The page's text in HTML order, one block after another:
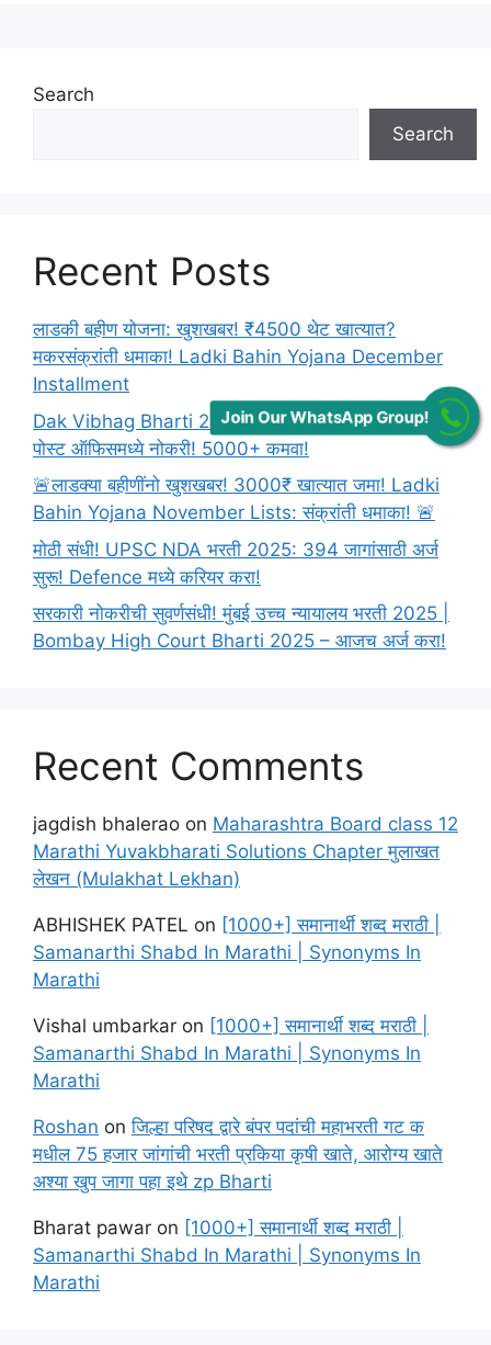
Search
Search
Recent Posts
लाडकी बहीण योजना: खुशखबर! ₹4500 थेट खात्यात?
मकरसंक्रांती धमाका! Ladki Bahin Yojana December
Installment
Dak Vibhag Bharti 2026: 10वी पास? थेट मुलाखतीने
पोस्ट ऑफिसमध्ये नोकरी! 5000+ कमवा!
🚨लाडक्या बहीणींनो खुशखबर! 3000₹ खात्यात जमा! Ladki
Bahin Yojana November Lists: संक्रांती धमाका! 🚨
मोठी संधी! UPSC NDA भरती 2025: 394 जागांसाठी अर्ज
सुरू! Defence मध्ये करियर करा!
सरकारी नोकरीची सुवर्णसंधी! मुंबई उच्च न्यायालय भरती 2025 |
Bombay High Court Bharti 2025 – आजच अर्ज करा!
Recent Comments
jagdish bhalerao on Maharashtra Board class 12
Marathi Yuvakbharati Solutions Chapter मुलाखत
लेखन (Mulakhat Lekhan)
ABHISHEK PATEL on [1000+] समानार्थी शब्द मराठी |
Samanarthi Shabd In Marathi | Synonyms In
Marathi
Vishal umbarkar on [1000+] समानार्थी शब्द मराठी |
Samanarthi Shabd In Marathi | Synonyms In
Marathi
Roshan onजिल्हा परिषद द्वारे बंपर पदांची महाभरती गट क
मधील 75 हजार जांगांची भरती प्रकिया कृषी खाते, आरोग्य खाते
अश्या खुप जागा पहा इथे zp Bharti
Bharat pawar on [1000+] समानार्थी शब्द मराठी |
Samanarthi Shabd In Marathi | Synonyms In
Marathi
Join Our WhatsApp Group!